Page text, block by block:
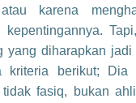
karena
kepentingannya.
yang diharapkan jadi
kriteria berikut; Dia
fasiq, bukan